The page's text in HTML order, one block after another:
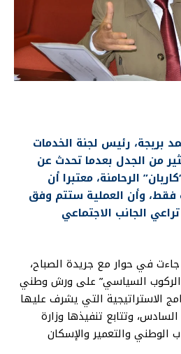
بريجة، رئيس لجنة الخدمات
من الجدل بعدما تحدث عن
الرحامنة، معتبرا أن
وأن العملية ستتم وفق
الجانب الاجتماعي
في حوار مع جريدة الصباح،
“الركوب السياسي” على ورش وطني
الاستراتيجية التي يشرف عليها
وتتابع تنفيذها وزارة
الوطني والتعمير والإسكان